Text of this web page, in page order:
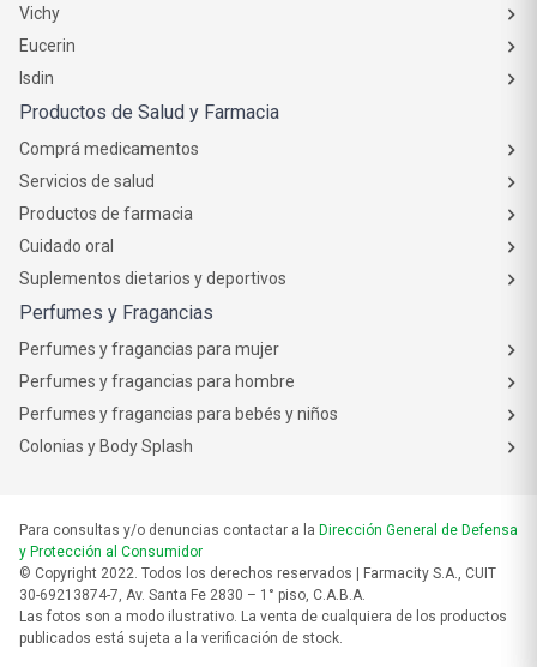
Vichy
Eucerin
Isdin
Productos de Salud y Farmacia
Comprá medicamentos
Servicios de salud
Productos de farmacia
Cuidado oral
Suplementos dietarios y deportivos
Perfumes y Fragancias
Perfumes y fragancias para mujer
Perfumes y fragancias para hombre
Perfumes y fragancias para bebés y niños
Colonias y Body Splash
Para consultas y/o denuncias contactar a la Dirección General de Defensa
y Protección al Consumidor
© Copyright 2022. Todos los derechos reservados | Farmacity S.A., CUIT
30-69213874-7, Av. Santa Fe 2830 – 1° piso, C.A.B.A.
Las fotos son a modo ilustrativo. La venta de cualquiera de los productos
publicados está sujeta a la verificación de stock.